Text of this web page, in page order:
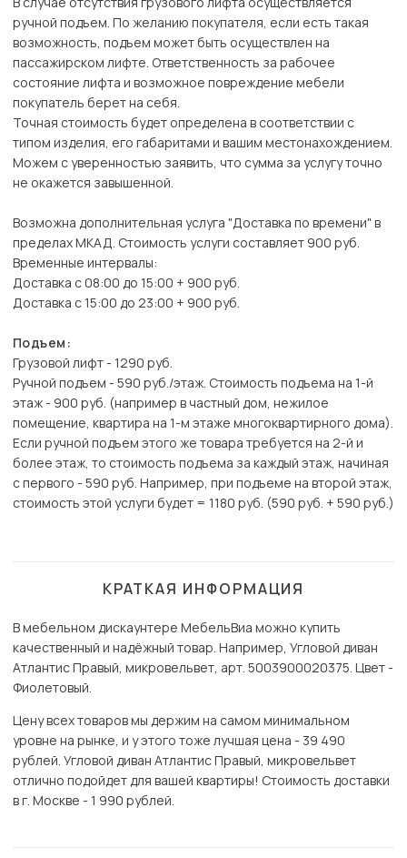
ручной подъем. По желанию покупателя, если есть такая
возможность, подъем может быть осуществлен на
пассажирском лифте. Ответственность за рабочее
состояние лифта и возможное повреждение мебели
покупатель берет на себя.
Точная стоимость будет определена в соответствии с
типом изделия, его габаритами и вашим местонахождением.
Можем с уверенностью заявить, что сумма за услугу точно
не окажется завышенной.
Возможна дополнительная услуга "Доставка по времени" в
пределах МКАД. Стоимость услуги составляет 900 руб.
Временные интервалы:
Доставка с 08:00 до 15:00 + 900 руб.
Доставка с 15:00 до 23:00 + 900 руб.
Подъем:
Грузовой лифт - 1290 руб.
Ручной подъем - 590 руб./этаж. Стоимость подъема на 1-й
этаж - 900 руб. (например в частный дом, нежилое
помещение, квартира на 1-м этаже многоквартирного дома).
Если ручной подъем этого же товара требуется на 2-й и
более этаж, то стоимость подъема за каждый этаж, начиная
с первого - 590 руб. Например, при подъеме на второй этаж,
стоимость этой услуги будет = 1180 руб. (590 руб. + 590 руб.)
КРАТКАЯ ИНФОРМАЦИЯ
В мебельном дискаунтере МебельВиа можно купить
качественный и надёжный товар. Например, Угловой диван
Атлантис Правый, микровельвет, арт. 5003900020375. Цвет -
Фиолетовый.
Цену всех товаров мы держим на самом минимальном
уровне на рынке, и у этого тоже лучшая цена - 39 490
рублей. Угловой диван Атлантис Правый, микровельвет
отлично подойдет для вашей квартиры! Стоимость доставки
в г. Москве - 1 990 рублей.